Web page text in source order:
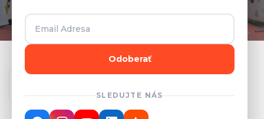
Odoberať
SLEDUJTE NÁS